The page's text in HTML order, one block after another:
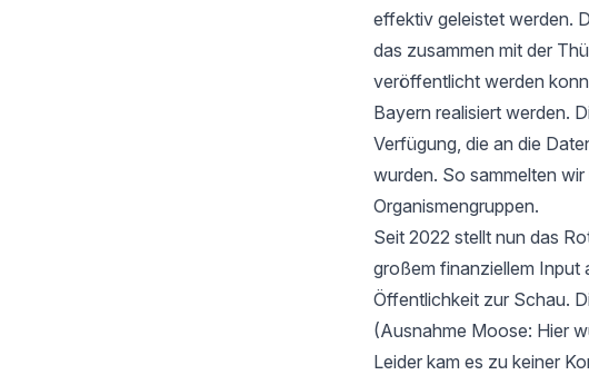
effektiv geleistet werden.
das zusammen mit der
veröffentlicht werden
Bayern realisiert werden.
Verfügung, die an die
wurden. So sammelten
Organismengruppen.
Seit 2022 stellt nun das
großem finanziellem Input
Öffentlichkeit zur Schau.
(Ausnahme Moose: Hier
Leider kam es zu keiner